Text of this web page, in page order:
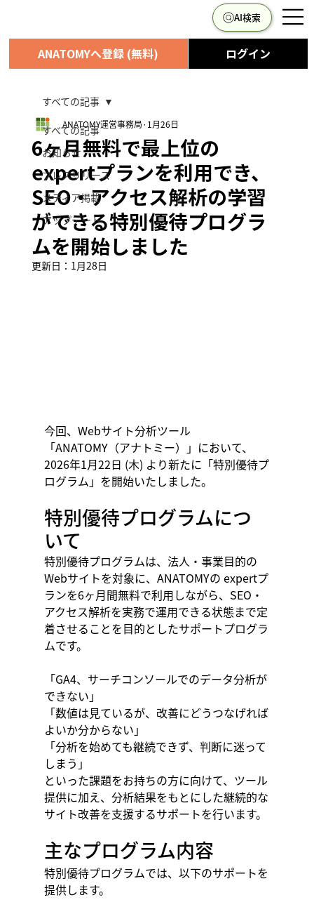
ログイン
ANATOMYへ登録 (無料)
AI検索
すべての記事
お知らせ
プレスリリース
メディア掲載
アップデート
すべての記事
6ヶ月無料で最上位の
expertプランを利用でき、
SEO・アクセス解析の学習
ができる特別優待プログラ
ムを開始しました
ANATOMY運営事務局 1月26日
更新日： 1月28日
今回、Webサイト分析ツール
「ANATOMY（アナトミー）」において、
2026年1月22日 (木) より新たに「特別優待プ
ログラム」を開始いたしました。
特別優待プログラムにつ
いて
特別優待プログラムは、法人・事業目的の
Webサイトを対象に、ANATOMYの expertプ
ランを6ヶ月間無料で利用しながら、SEO・
アクセス解析を実務で運用できる状態まで定
着させることを目的としたサポートプログラ
ムです。
「GA4、サーチコンソールでのデータ分析が
できない」
「数値は見ているが、改善にどうつなげれば
よいか分からない」
「分析を始めても継続できず、判断に迷って
しまう」
といった課題をお持ちの方に向けて、ツール
提供に加え、分析結果をもとにした継続的な
サイト改善を支援するサポートを行います。
主なプログラム内容
特別優待プログラムでは、以下のサポートを
提供します。